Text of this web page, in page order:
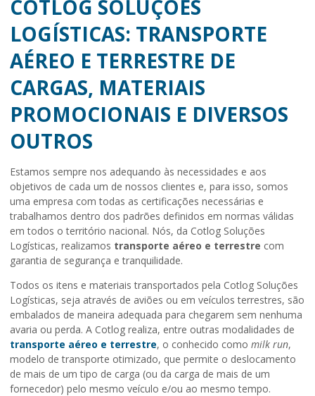
COTLOG SOLUÇÕES
LOGÍSTICAS: TRANSPORTE
AÉREO E TERRESTRE DE
CARGAS, MATERIAIS
PROMOCIONAIS E DIVERSOS
OUTROS
Estamos sempre nos adequando às necessidades e aos
objetivos de cada um de nossos clientes e, para isso, somos
uma empresa com todas as certificações necessárias e
trabalhamos dentro dos padrões definidos em normas válidas
em todos o território nacional. Nós, da Cotlog Soluções
Logísticas, realizamos transporte aéreo e terrestre com
garantia de segurança e tranquilidade.
Todos os itens e materiais transportados pela Cotlog Soluções
Logísticas, seja através de aviões ou em veículos terrestres, são
embalados de maneira adequada para chegarem sem nenhuma
avaria ou perda. A Cotlog realiza, entre outras modalidades de
transporte aéreo e terrestre, o conhecido como milk run,
modelo de transporte otimizado, que permite o deslocamento
de mais de um tipo de carga (ou da carga de mais de um
fornecedor) pelo mesmo veículo e/ou ao mesmo tempo.